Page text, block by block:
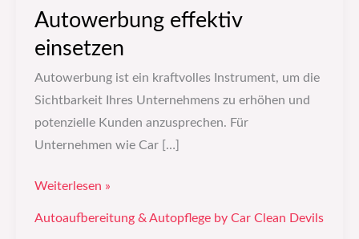
Autowerbung effektiv
einsetzen
Autowerbung ist ein kraftvolles Instrument, um die
Sichtbarkeit Ihres Unternehmens zu erhöhen und
potenzielle Kunden anzusprechen. Für
Unternehmen wie Car […]
Weiterlesen »
Autoaufbereitung & Autopflege by Car Clean Devils